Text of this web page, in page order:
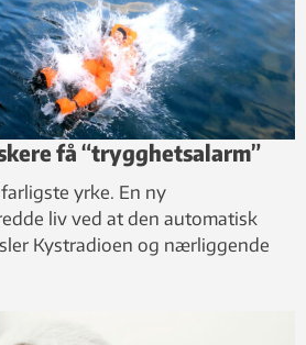
få “trygghetsalarm”
yrke. En ny
liv ved at den automatisk
Kystradioen og nærliggende